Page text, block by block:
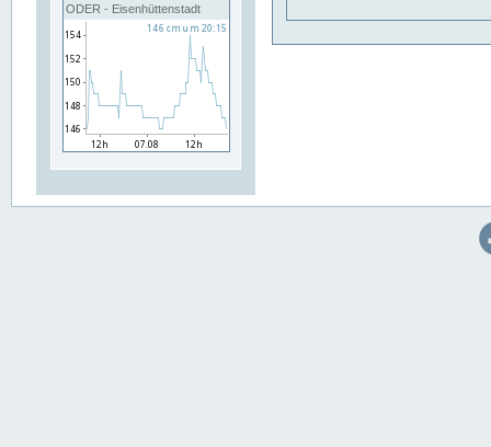
ODER - Eisenhüttenstadt